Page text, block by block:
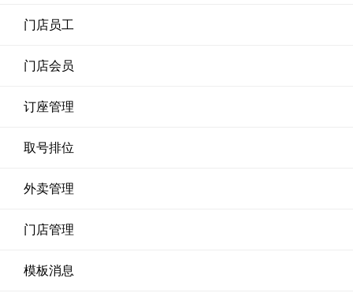
门店员工
门店会员
订座管理
取号排位
外卖管理
门店管理
模板消息